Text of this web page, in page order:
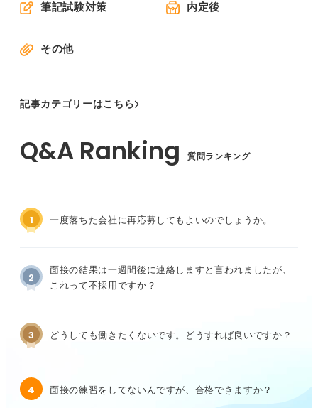
筆記試験対策 内定後
その他
記事カテゴリーはこちら
質問ランキング
1 一度落ちた会社に再応募してもよいのでしょうか。
2
面接の結果は一週間後に連絡しますと言われましたが、
これって不採用ですか？
3 どうしても働きたくないです。どうすれば良いですか？
4 面接の練習をしてないんですが、合格できますか？